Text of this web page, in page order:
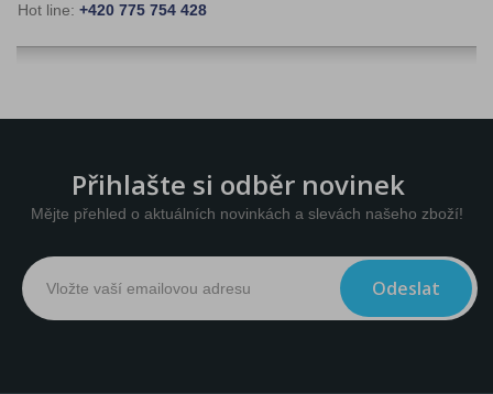
Hot line: +420 775 754 428
Přihlašte si odběr novinek
Mějte přehled o aktuálních novinkách a slevách našeho zboží!
Odeslat